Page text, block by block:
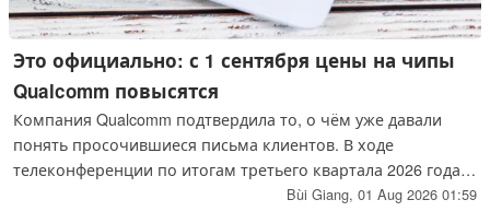
Это официально: с 1 сентября цены на чипы
Qualcomm повысятся
Компания Qualcomm подтвердила то, о чём уже давали
понять просочившиеся письма клиентов. В ходе
телеконференции по итогам третьего квартала 2026 года
генеральный директор Криштиану Амон прямо затронул
Bùi Giang, 01 Aug 2026 01:59